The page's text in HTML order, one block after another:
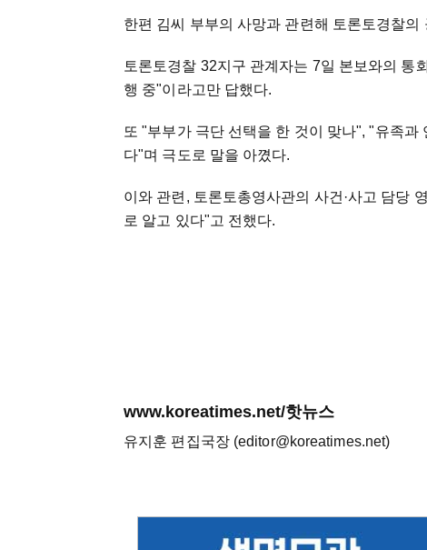
한편 김씨 부부의 사망과 관련해 토론토경찰
토론토경찰 32지구 관계자는 7일 본보와의 통
행 중"이라고만 답했다.
또 "부부가 극단 선택을 한 것이 맞나", "유족
다"며 극도로 말을 아꼈다.
이와 관련, 토론토총영사관의 사건·사고 담당
로 알고 있다"고 전했다.
www.koreatimes.net/핫뉴스
유지훈 편집국장 (editor@koreatimes.net)